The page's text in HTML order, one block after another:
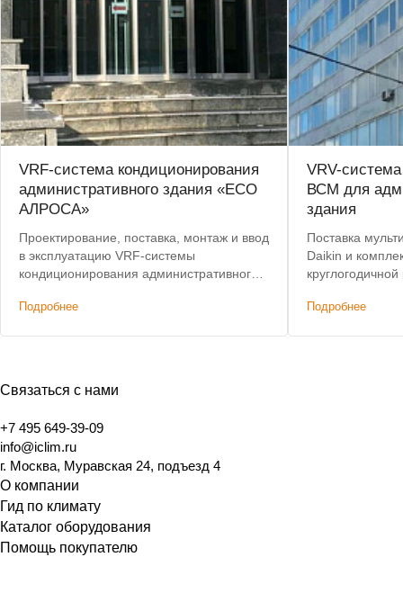
VRF-система кондиционирования
административного здания «ЕСО
АЛРОСА»
Проектирование, поставка, монтаж и ввод
в эксплуатацию VRF-системы
кондиционирования административного
Подробнее
VRV-
ВСМ для
здания
Поставка
Daikin и
Подробнее
Связаться с нами
+7 495 649-39-09
info@iclim.ru
г. Москва, Муравская 24, подъезд 4
О компании
Гид по климату
Каталог оборудования
Помощь покупателю